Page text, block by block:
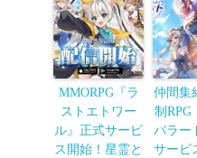
MMORPG『ラ
ストエトワー
ル』正式サービ
ス開始！星霊と
仲間集
制RPG
バラー
サービ